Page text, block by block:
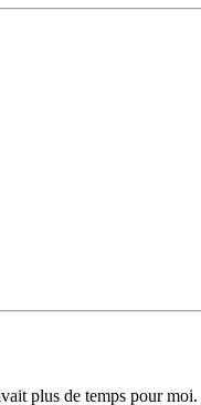
plus de temps pour